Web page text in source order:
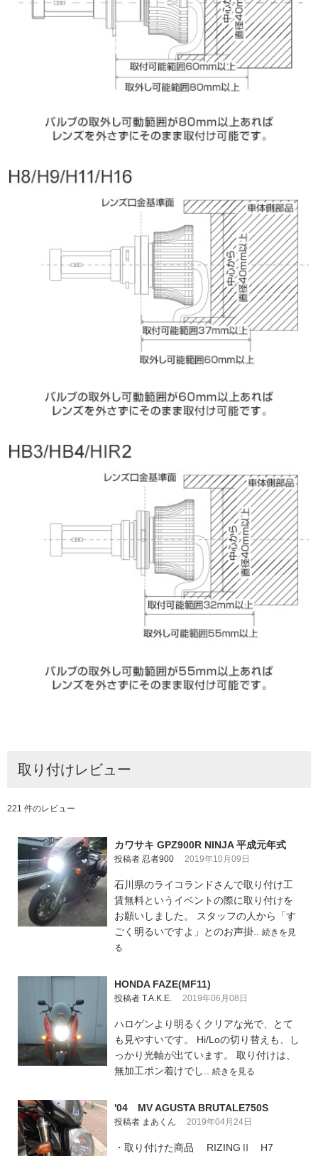
取り付けレビュー
221 件のレビュー
カワサキ GPZ900R NINJA 平成元年式
投稿者 忍者900 2019年10月09日
石川県のライコランドさんで取り付け工
賃無料というイベントの際に取り付けを
お願いしました。 スタッフの人から「す
ごく明るいですよ」とのお声掛.. 続きを見
る
HONDA FAZE(MF11)
投稿者 T.A.K.E. 2019年06月08日
ハロゲンより明るくクリアな光で、とて
も見やすいです。 Hi/Loの切り替えも、し
っかり光軸が出ています。 取り付けは、
無加工ポン着けでし.. 続きを見る
'04 MV AGUSTA BRUTALE750S
投稿者 まあくん 2019年04月24日
・取り付けた商品 RIZINGⅡ H7